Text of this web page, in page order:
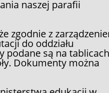
naszej parafii
zgodnie z
do oddziału
podane są na tablicach
Dokumenty można